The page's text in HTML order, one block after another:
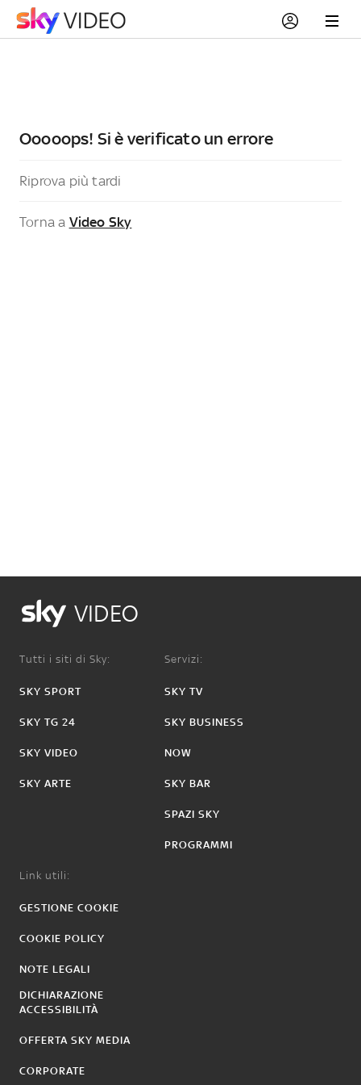
Ooooops! Si è verificato un errore
Riprova più tardi
Torna a Video Sky
VIDEO
Tutti i siti di Sky:
SKY SPORT
SKY TG 24
SKY VIDEO
SKY ARTE
Servizi:
SKY TV
SKY BUSINESS
NOW
SKY BAR
SPAZI SKY
PROGRAMMI
Link utili:
GESTIONE COOKIE
COOKIE POLICY
NOTE LEGALI
DICHIARAZIONE
ACCESSIBILITÀ
OFFERTA SKY MEDIA
CORPORATE